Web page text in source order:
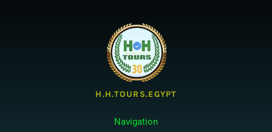
H.H.TOURS.EGYPT
Navigation